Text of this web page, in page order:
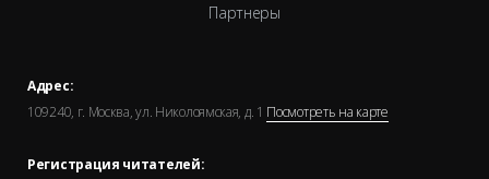
Партнеры
Адрес:
109240, г. Москва, ул. Николоямская, д. 1 Посмотреть на карте
Регистрация читателей: